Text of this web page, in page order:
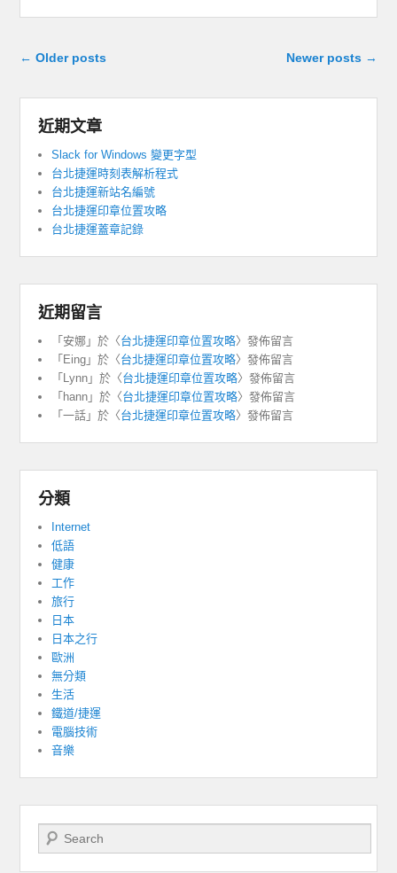
Post navigation
← Older posts Newer posts →
近期文章
Slack for Windows 變更字型
台北捷運時刻表解析程式
台北捷運新站名編號
台北捷運印章位置攻略
台北捷運蓋章記錄
近期留言
「 安娜 」於〈台北捷運印章位置攻略〉發佈留言
「 Eing 」於〈台北捷運印章位置攻略〉發佈留言
「
Lynn 」於〈台北捷運印章位置攻略〉發佈留言
「 hann 」於〈台北捷運印章位置攻略〉發佈留言
「一話 」於〈台北捷運印章位置攻略〉發佈留言
分類
Internet
低語
健康
工作
旅行
日本
日本之行
歐洲
無分類
生活
鐵道/捷運
電腦技術
音樂
Search